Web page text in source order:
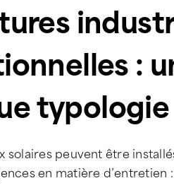
:
typologie
solaires peuvent être
en matière d’entretien :